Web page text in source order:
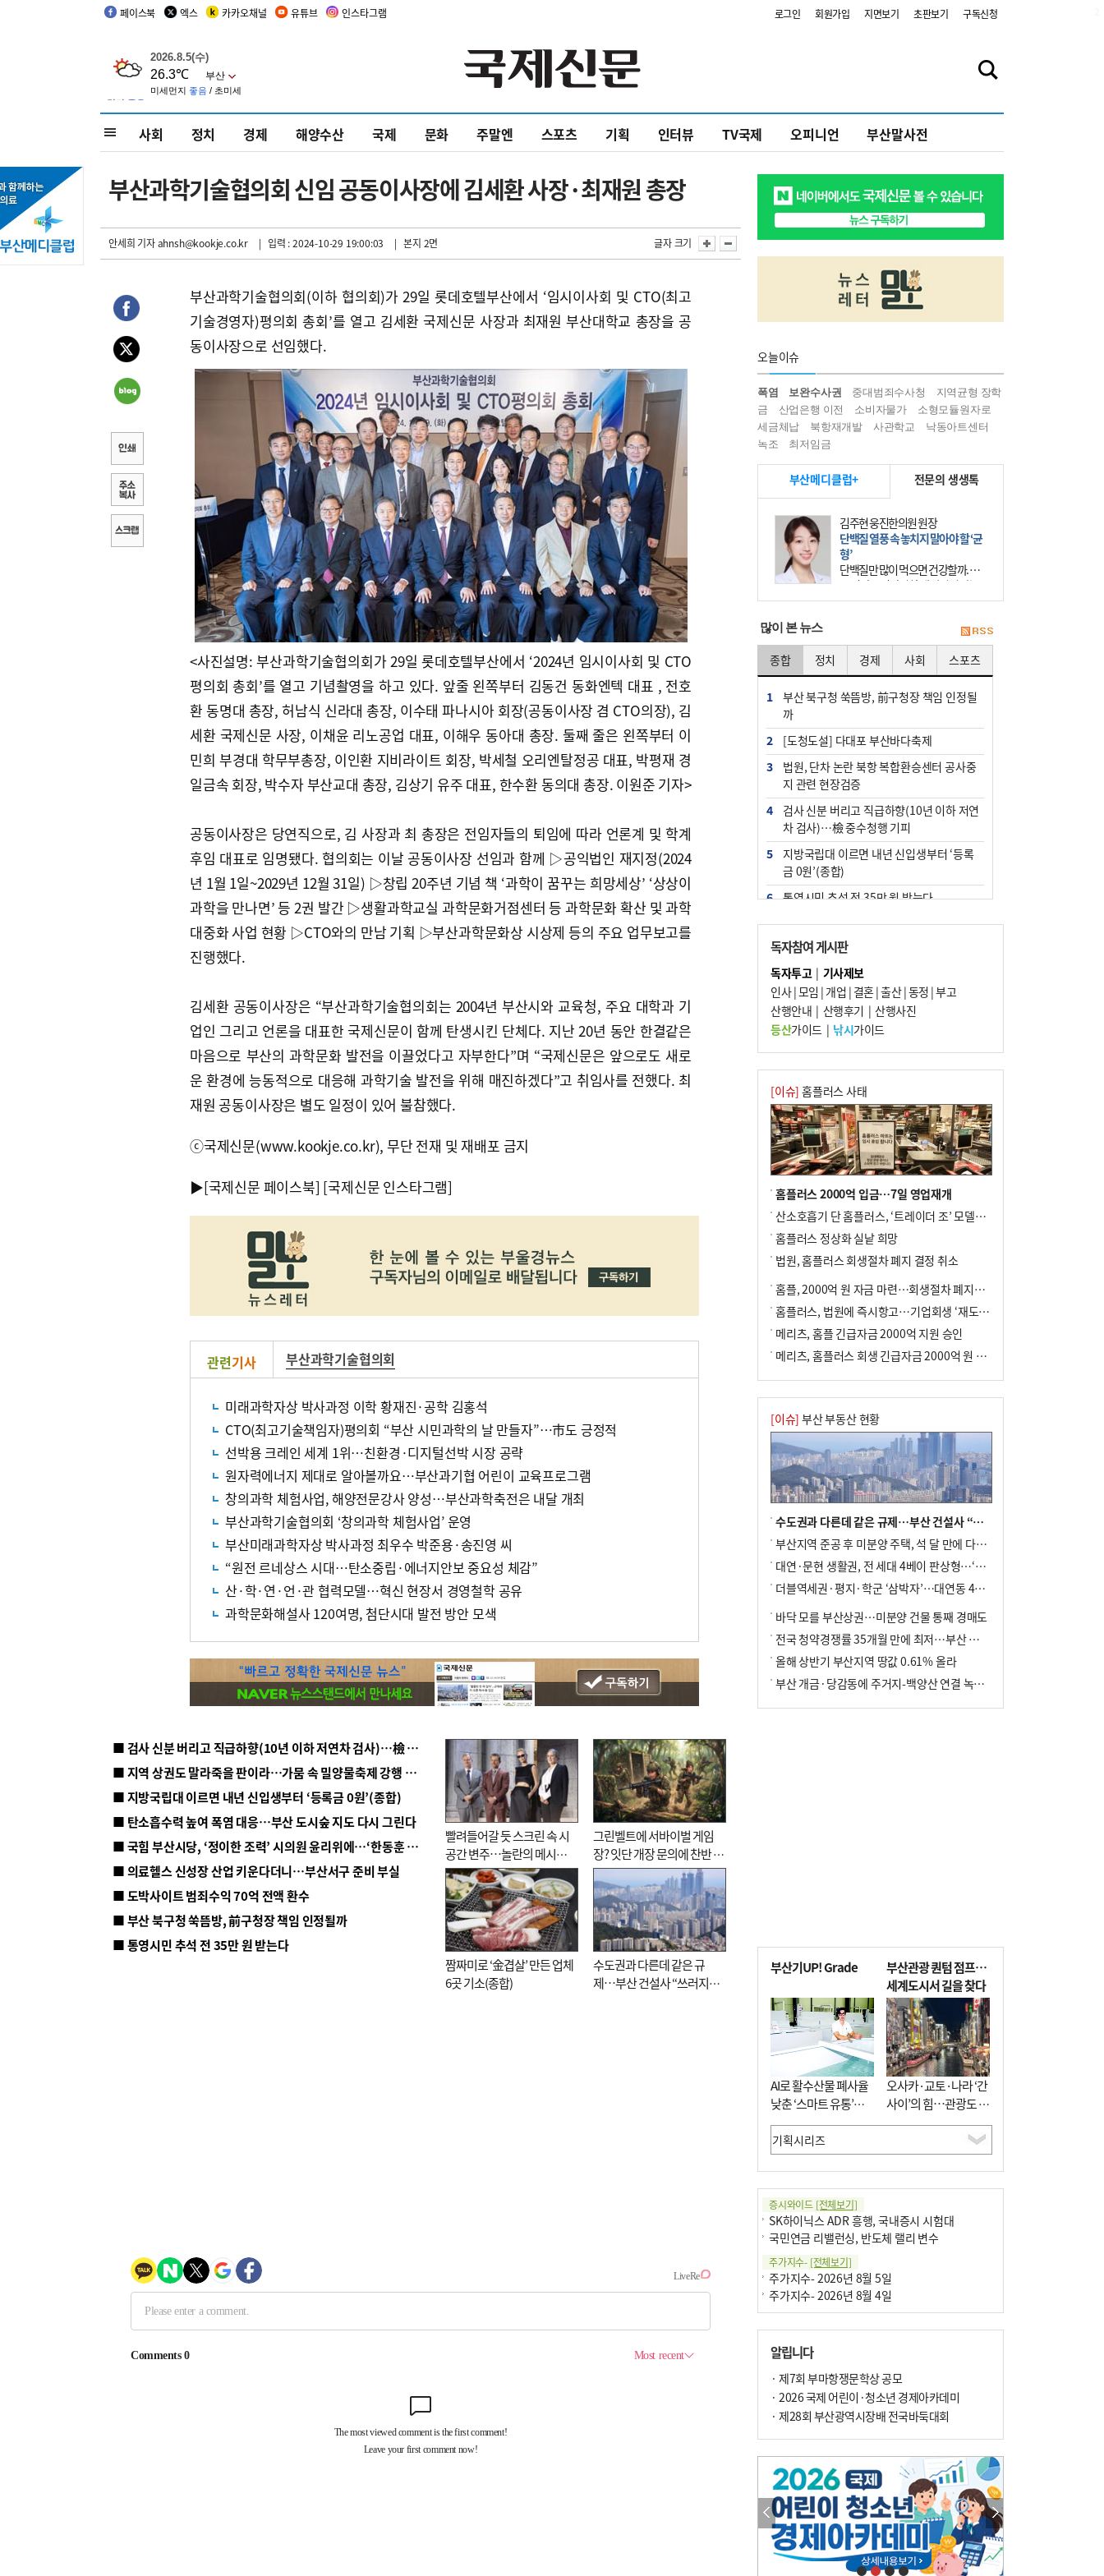
페이스북 엑스 카카오채널 유튜브 인스타그램 로그인 회원가입 지면보기 초판보기 구독신청
사회 정치 경제 해양수산 국제 문화 주말엔 스포츠 기획 인터뷰 TV국제 오피니언 부산말사전
부산과학기술협의회 신임 공동이사장에 김세환 사장·최재원 총장
안세희 기자ahnsh@kookje.co.kr | 입력 : 2024-10-29 19:00:03 | 본지 2면 글자 크기
부산과학기술협의회(이하 협의회)가 29일 롯데호텔부산에서 ‘임시이사회 및 CTO(최고
기술경영자)평의회 총회’를 열고 김세환 국제신문 사장과 최재원 부산대학교 총장을 공
동이사장으로 선임했다.
<사진설명: 부산과학기술협의회가 29일 롯데호텔부산에서 ‘2024년 임시이사회 및 CTO
평의회 총회’를 열고 기념촬영을 하고 있다. 앞줄 왼쪽부터 김동건 동화엔텍 대표 , 전호
환 동명대 총장, 허남식 신라대 총장, 이수태 파나시아 회장(공동이사장 겸 CTO의장), 김
세환 국제신문 사장, 이채윤 리노공업 대표, 이해우 동아대 총장. 둘째 줄은 왼쪽부터 이
민희 부경대 학무부총장, 이인환 지비라이트 회장, 박세철 오리엔탈정공 대표, 박평재 경
일금속 회장, 박수자 부산교대 총장, 김상기 유주 대표, 한수환 동의대 총장. 이원준 기자>
공동이사장은 당연직으로, 김 사장과 최 총장은 전임자들의 퇴임에 따라 언론계 및 학계
후임 대표로 임명됐다. 협의회는 이날 공동이사장 선임과 함께 ▷공익법인 재지정(2024
년 1월 1일~2029년 12월 31일) ▷창립 20주년 기념 책 ‘과학이 꿈꾸는 희망세상’ ‘상상이
과학을 만나면’ 등 2권 발간 ▷생활과학교실 과학문화거점센터 등 과학문화 확산 및 과학
대중화 사업 현황 ▷CTO와의 만남 기획 ▷부산과학문화상 시상제 등의 주요 업무보고를
진행했다.
김세환 공동이사장은 “부산과학기술협의회는 2004년 부산시와 교육청, 주요 대학과 기
업인 그리고 언론을 대표한 국제신문이 함께 탄생시킨 단체다. 지난 20년 동안 한결같은
마음으로 부산의 과학문화 발전을 이끌었다고 자부한다”며 “국제신문은 앞으로도 새로
운 환경에 능동적으로 대응해 과학기술 발전을 위해 매진하겠다”고 취임사를 전했다. 최
재원 공동이사장은 별도 일정이 있어 불참했다.
ⓒ국제신문(www.kookje.co.kr), 무단 전재 및 재배포 금지
▶[국제신문 페이스북] [국제신문 인스타그램]
관련기사 부산과학기술협의회
미래과학자상 박사과정 이학 황재진·공학 김홍석
CTO(최고기술책임자)평의회 “부산 시민과학의 날 만들자”…市도 긍정적
선박용 크레인 세계 1위…친환경·디지털선박 시장 공략
원자력에너지 제대로 알아볼까요…부산과기협 어린이 교육프로그램
창의과학 체험사업, 해양전문강사 양성…부산과학축전은 내달 개최
부산과학기술협의회 ‘창의과학 체험사업’ 운영
부산미래과학자상 박사과정 최우수 박준용·송진영 씨
“원전 르네상스 시대…탄소중립·에너지안보 중요성 체감”
산·학·연·언·관 협력모델…혁신 현장서 경영철학 공유
과학문화해설사 120여명, 첨단시대 발전 방안 모색
■ 검사 신분 버리고 직급하향(10년 이하 저연차 검사)…檢 중수청행 기피
■ 지역 상권도 말라죽을 판이라…가뭄 속 밀양물축제 강행 논란
■ 지방국립대 이르면 내년 신입생부터 ‘등록금 0원’(종합)
■ 탄소흡수력 높여 폭염 대응…부산 도시숲 지도 다시 그린다
■ 국힘 부산시당, ‘정이한 조력’ 시의원 윤리위에…‘한동훈 지지’도 신고접수
■ 의료헬스 신성장 산업 키운다더니…부산서구 준비 부실
■ 도박사이트 범죄수익 70억 전액 환수
■ 부산 북구청 쑥뜸방, 前구청장 책임 인정될까
■ 통영시민 추석 전 35만 원 받는다
빨려들어갈 듯 스크린 속 시
공간 변주…놀란의 메시지
는 ‘전쟁 속죄’
그린벨트에 서바이벌 게임
장? 잇단 개장 문의에 찬반 논
쟁
짬짜미로 ‘金겹살’ 만든 업체
6곳 기소(종합)
수도권과 다른데 같은 규
제…부산 건설사 “쓰러지기
오늘이슈
폭염 보완수사권 중대범죄수사청
지역균형 장학
금
산업은행 이전 소비자물가
소형모듈원자로
세금체납
북항재개발 사관학교
낙동아트센터
녹조
최저임금
부산메디클럽+ 전문의 생생톡
김주현 웅진한의원 원장
단백질 열풍 속 놓치지 말아야 할 ‘균
형’
단백질만 많이 먹으면 건강할까. 요
즘 건강을 이야기할 때 빠지지 않는
키워드가 단백질이다. 헬스장을 다니
많이 본 뉴스
종합 정치 경제 사회 스포츠
1
부산 북구청 쑥뜸방, 前구청장 책임 인정될
까
2
[도청도설] 다대포 부산바다축제
3
법원, 단차 논란 북항 복합환승센터 공사중
지 관련 현장검증
4
검사 신분 버리고 직급하향(10년 이하 저연
차 검사)…檢 중수청행 기피
5
지방국립대 이르면 내년 신입생부터 ‘등록
금 0원’(종합)
6
통영시민 추석 전 35만 원 받는다
7
부산 철강공장 50대 노동자 추락사
8
국힘 부산시당, ‘정이한 조력’ 시의원 윤리
위에…‘한동훈 지지’도 신고접수
9
탄소흡수력 높여 폭염 대응…부산 도시숲
지도 다시 그린다
10 지역 상권도 말라죽을 판이라…가뭄 속 밀
양물축제 강행 논란
독자참여 게시판
독자투고| 기사제보
인사|모임 | 개업 | 결혼|출산|동정 |부고
산행안내 | 산행후기 | 산행사진
등산가이드| 낚시가이드
[이슈] 홈플러스 사태
홈플러스 2000억 입금…7일 영업재개
산소호흡기 단 홈플러스, ‘트레이더 조’ 모델로 살아날까
홈플러스 정상화 실낱 희망
법원, 홈플러스 회생절차 폐지 결정 취소
홈플, 2000억 원 자금 마련…회생절차 폐지에 즉시항고(종합)
홈플러스, 법원에 즉시항고…기업회생 ‘재도전’
메리츠, 홈플 긴급자금 2000억 지원 승인
메리츠, 홈플러스 회생 긴급자금 2000억 원 지원 승인
[이슈] 부산 부동산 현황
수도권과 다른데 같은 규제…부산 건설사 “쓰러지기 직전”
부산지역 준공 후 미분양 주택, 석 달 만에 다시 3000가구 넘어서
대연·문현 생활권, 전 세대 4베이 판상형…‘더샵 트리센트’ 내달 분양
더블역세권·평지·학군 ‘삼박자’…대연동 42층 브랜드 단지
바닥 모를 부산상권…미분양 건물 통째 경매도
전국 청약경쟁률 35개월 만에 최저…부산 미분양 ‘적체’ 심화
올해 상반기 부산지역 땅값 0.61% 올라
부산 개금·당감동에 주거지-백양산 연결 녹지 조성
부산기UP! Grade
AI로 활수산물 폐사율
낮춘 ‘스마트 유통’…
사막·산악지대 수출
도전
부산관광 퀀텀 점프…
세계도시서 길을 찾다
오사카·교토·나라 ‘간
사이’의 힘…관광도 뭉
쳐야 흥한다
증시와이드 [전체보기]
SK하이닉스 ADR 흥행, 국내증시 시험대
국민연금 리밸런싱, 반도체 랠리 변수
주가지수- [전체보기]
주가지수- 2026년 8월 5일
주가지수- 2026년 8월 4일
알립니다
· 제7회 부마항쟁문학상 공모
· 2026 국제 어린이·청소년 경제아카데미
· 제28회 부산광역시장배 전국바둑대회